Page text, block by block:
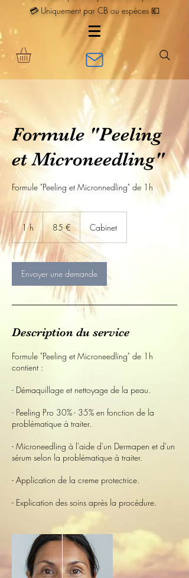
💳 Uniquement par CB ou espèces 💶
Formule "Peeling
et Microneedling"
Formule "Peeling et Micronnedling" de 1h
1 h 85 € Cabinet
Envoyer une demande
Description du service
Formule "Peeling et Microneedling" de 1h
contient :
- Démaquillage et nettoyage de la peau.
- Peeling Pro 30% - 35% en fonction de la
problématique à traiter.
- Microneedling à l'aide d'un Dermapen et d'un
sérum selon la problématique à traiter.
- Application de la creme protectrice.
- Explication des soins après la procédure.